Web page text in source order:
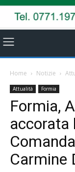
Home Notizie
Attualità Formia
Formia,
accorata
Carmine